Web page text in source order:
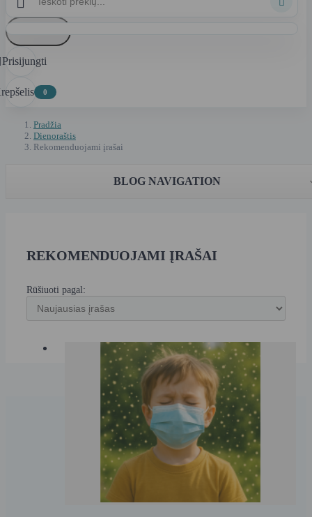
Prisijungti
0
Pradžia
Dienoraštis
Rekomenduojami įrašai
BLOG NAVIGATION
REKOMENDUOJAMI ĮRAŠAI
Rūšiuoti pagal: